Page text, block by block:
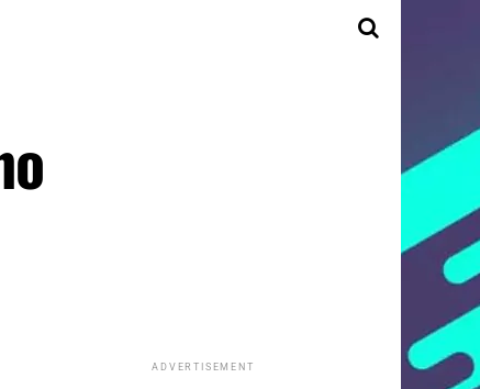
ADVERTISEMENT